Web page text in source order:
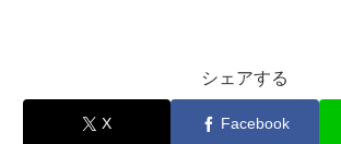
シェアする
X Facebook